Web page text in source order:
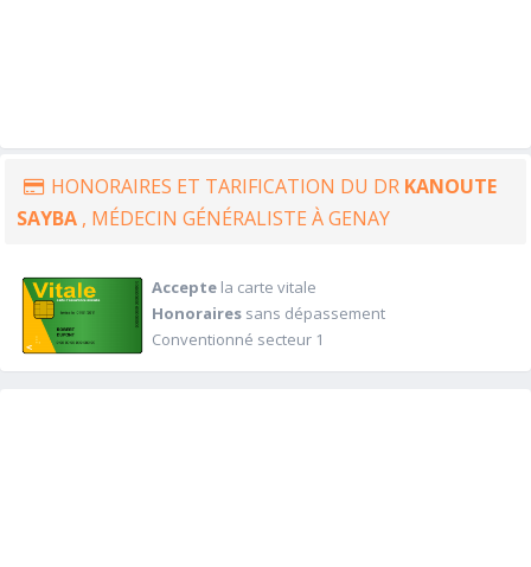
HONORAIRES ET TARIFICATION DU DR KANOUTE
SAYBA , MÉDECIN GÉNÉRALISTE À GENAY
Acceptela carte vitale
Honorairessans dépassement
Conventionné secteur 1